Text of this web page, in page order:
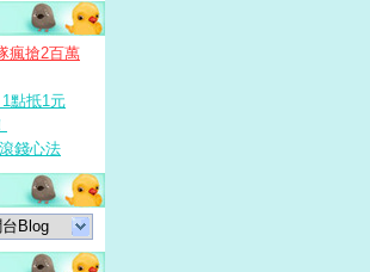
戲開
瘋搶2百萬
點抵1元
錢心法
Blog